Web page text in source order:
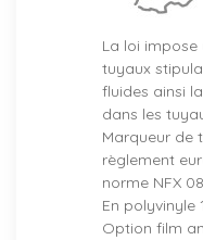
La loi
tuyaux
fluides ainsi
dans les
Marqueur de
règlement
norme NFX
En
Option film